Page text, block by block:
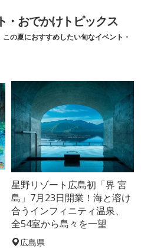
・おでかけトピックス
の夏におすすめしたい旬なイベント・
星野リゾート広島初「界 宮
島」7月23日開業！海と溶け
合うインフィニティ温泉、
全54室から島々を一望
広島県